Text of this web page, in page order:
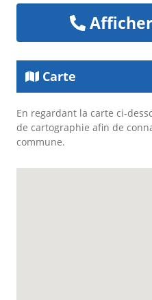
Carte
En regardant la carte ci-
de cartographie afin de
commune.